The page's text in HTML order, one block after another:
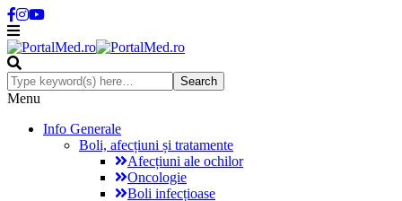
Menu
Info Generale
Boli, afecțiuni și tratamente
Afecțiuni ale ochilor
Oncologie
Boli infecțioase